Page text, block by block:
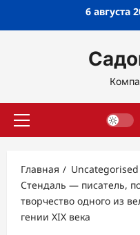
6 августа
Основное
Главная
Uncategorised
Стендаль — писатель,
творчество одного из
гении XIX века